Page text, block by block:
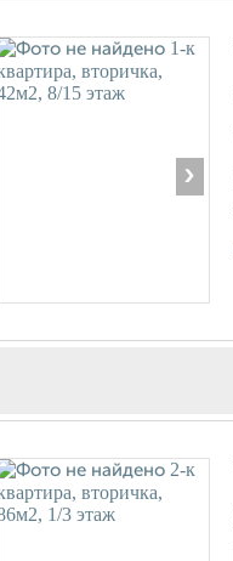
›